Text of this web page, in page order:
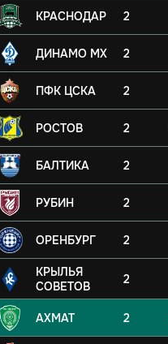
КРАСНОДАР 2
ДИНАМО МХ 2
ПФК ЦСКА 2
РОСТОВ 2
БАЛТИКА 2
РУБИН 2
ОРЕНБУРГ 2
КРЫЛЬЯ
СОВЕТОВ
2
АХМАТ 2